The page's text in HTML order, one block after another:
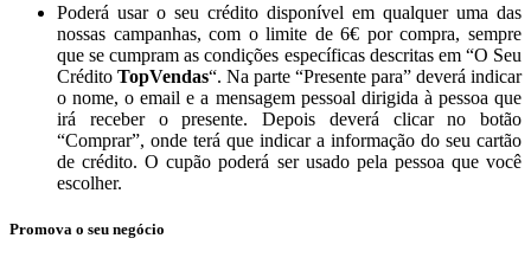
Poderá usar o seu crédito disponível em qualquer uma das
nossas campanhas, com o limite de 6€ por compra, sempre
que se cumpram as condições específicas descritas em “O Seu
Crédito TopVendas“. Na parte “Presente para” deverá indicar
o nome, o email e a mensagem pessoal dirigida à pessoa que
irá receber o presente. Depois deverá clicar no botão
“Comprar”, onde terá que indicar a informação do seu cartão
de crédito. O cupão poderá ser usado pela pessoa que você
escolher.
Promova o seu negócio